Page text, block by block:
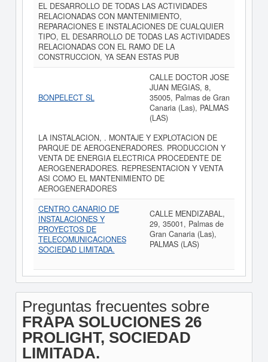
EL DESARROLLO DE TODAS LAS ACTIVIDADES
RELACIONADAS CON MANTENIMIENTO,
REPARACIONES E INSTALACIONES DE CUALQUIER
TIPO, EL DESARROLLO DE TODAS LAS ACTIVIDADES
RELACIONADAS CON EL RAMO DE LA
CONSTRUCCION, YA SEAN ESTAS PUB
BONPELECT SL
CALLE DOCTOR JOSE
JUAN MEGIAS, 8,
35005, Palmas de Gran
Canaria (Las), PALMAS
(LAS)
LA INSTALACION, . MONTAJE Y EXPLOTACION DE
PARQUE DE AEROGENERADORES. PRODUCCION Y
VENTA DE ENERGIA ELECTRICA PROCEDENTE DE
AEROGENERADORES. REPRESENTACION Y VENTA
ASI COMO EL MANTENIMIENTO DE
AEROGENERADORES
CENTRO CANARIO DE
INSTALACIONES Y
PROYECTOS DE
TELECOMUNICACIONES
SOCIEDAD LIMITADA.
CALLE MENDIZABAL,
29, 35001, Palmas de
Gran Canaria (Las),
PALMAS (LAS)
Preguntas frecuentes sobre
FRAPA SOLUCIONES 26
PROLIGHT, SOCIEDAD
LIMITADA.